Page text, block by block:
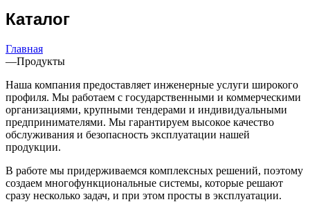
Каталог
Главная
—Продукты
Наша компания предоставляет инженерные услуги широкого
профиля. Мы работаем с государственными и коммерческими
организациями, крупными тендерами и индивидуальными
предпринимателями. Мы гарантируем высокое качество
обслуживания и безопасность эксплуатации нашей
продукции.
В работе мы придерживаемся комплексных решений, поэтому
создаем многофункциональные системы, которые решают
сразу несколько задач, и при этом просты в эксплуатации.